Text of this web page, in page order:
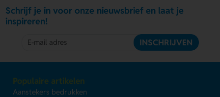
Schrijf je in voor onze nieuwsbrief en laat je
inspireren!
INSCHRIJVEN
Populaire artikelen
Aanstekers bedrukken